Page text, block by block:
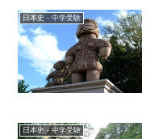
日本史 - 中学受験
日本史 - 中学受験